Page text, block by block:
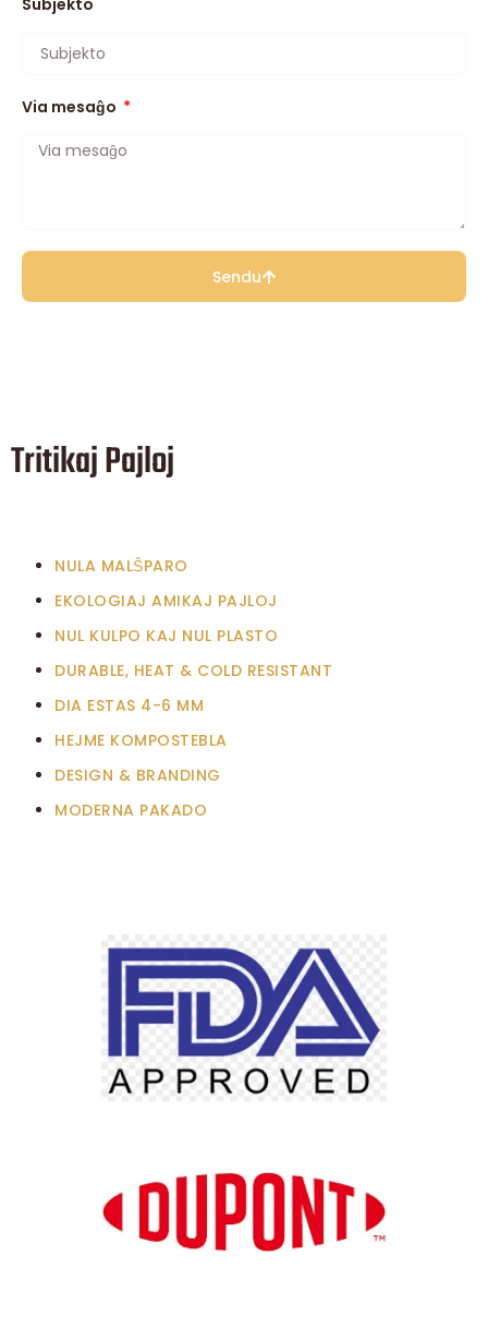
Subjekto
Via mesaĝo
Sendu
Tritikaj Pajloj
NULA MALŜPARO
EKOLOGIAJ AMIKAJ PAJLOJ
NUL KULPO KAJ NUL PLASTO
DURABLE, HEAT & COLD RESISTANT
DIA ESTAS 4-6 MM
HEJME KOMPOSTEBLA
DESIGN & BRANDING
MODERNA PAKADO